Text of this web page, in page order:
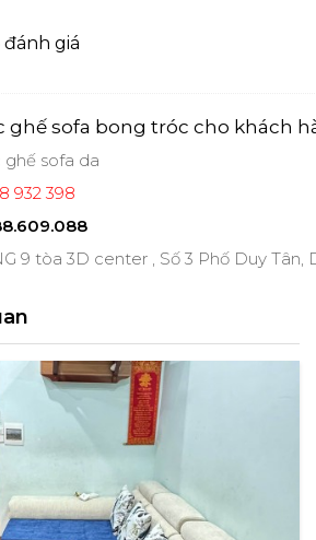
đánh giá
ghế sofa bong tróc cho khách
ghế sofa da
932 398
9 tòa 3D center , Số 3 Phố Duy Tân,